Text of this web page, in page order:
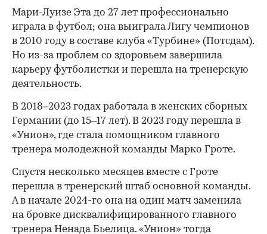
Мари-Луизе Эта до 27 лет профессионально
играла в футбол; она выиграла Лигу чемпионов
в 2010 году в составе клуба «Турбине» (Потсдам).
Но из-за проблем со здоровьем завершила
карьеру футболистки и перешла на тренерскую
деятельность.
В 2018–2023 годах работала в женских сборных
Германии (до 15–17 лет). В 2023 году перешла в
«Унион», где стала помощником главного
тренера молодежной команды Марко Гроте.
Спустя несколько месяцев вместе с Гроте
перешла в тренерский штаб основной команды.
А в начале 2024-го она на один матч заменила
на бровке дисквалифицированного главного
тренера Ненада Бьелица. «Унион» тогда